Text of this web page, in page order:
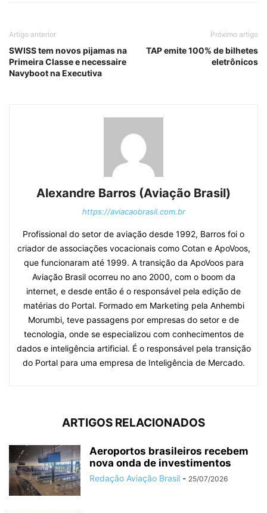
Artigo anterior
SWISS tem novos pijamas na
Primeira Classe e necessaire
Navyboot na Executiva
Próximo artigo
TAP emite 100% de bilhetes
eletrônicos
Alexandre Barros (Aviação Brasil)
https://aviacaobrasil.com.br
Profissional do setor de aviação desde 1992, Barros foi o
criador de associações vocacionais como Cotan e ApoVoos,
que funcionaram até 1999. A transição da ApoVoos para
Aviação Brasil ocorreu no ano 2000, com o boom da
internet, e desde então é o responsável pela edição de
matérias do Portal. Formado em Marketing pela Anhembi
Morumbi, teve passagens por empresas do setor e de
tecnologia, onde se especializou com conhecimentos de
dados e inteligência artificial. É o responsável pela transição
do Portal para uma empresa de Inteligência de Mercado.
ARTIGOS RELACIONADOS
Aeroportos brasileiros recebem
nova onda de investimentos
Redação Aviação Brasil - 25/07/2026